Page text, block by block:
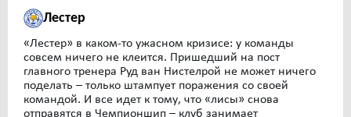
Лестер
«Лестер» в каком-то ужасном кризисе: у команды
совсем ничего не клеится. Пришедший на пост
главного тренера Руд ван Нистелрой не может ничего
поделать – только штампует поражения со своей
командой. И все идет к тому, что «лисы» снова
отправятся в Чемпионшип – клуб занимает